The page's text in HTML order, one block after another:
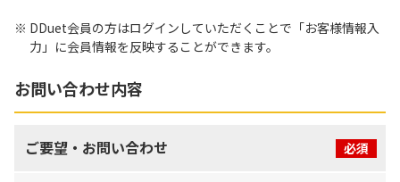
※ DDuet会員の方はログインしていただくことで「お客様情報入
力」に会員情報を反映することができます。
お問い合わせ内容
ご要望・お問い合わせ 必須